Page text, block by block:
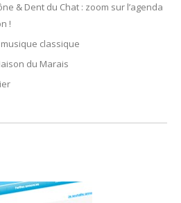
& Dent du Chat : zoom sur l’agenda
!
classique
du Marais